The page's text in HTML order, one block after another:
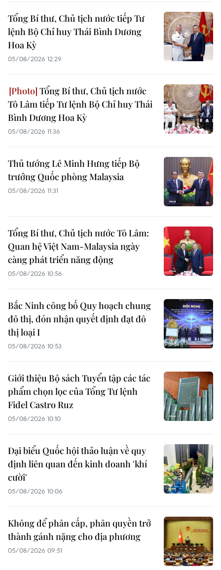
Tổng Bí thư, Chủ tịch nước tiếp Tư
lệnh Bộ Chỉ huy Thái Bình Dương
Hoa Kỳ
05/08/2026 12:29
Tổng Bí thư, Chủ tịch nước
Tô Lâm tiếp Tư lệnh Bộ Chỉ huy Thái
Bình Dương Hoa Kỳ
05/08/2026 11:36
Thủ tướng Lê Minh Hưng tiếp Bộ
trưởng Quốc phòng Malaysia
05/08/2026 11:31
Tổng Bí thư, Chủ tịch nước Tô Lâm:
Quan hệ Việt Nam-Malaysia ngày
càng phát triển năng động
05/08/2026 10:56
Bắc Ninh công bố Quy hoạch chung
đô thị, đón nhận quyết định đạt đô
thị loại I
05/08/2026 10:53
Giới thiệu Bộ sách Tuyển tập các tác
phẩm chọn lọc của Tổng Tư lệnh
Fidel Castro Ruz
05/08/2026 10:10
Đại biểu Quốc hội thảo luận về quy
định liên quan đến kinh doanh 'khí
cười'
05/08/2026 10:06
Không để phân cấp, phân quyền trở
thành gánh nặng cho địa phương
05/08/2026 09:51